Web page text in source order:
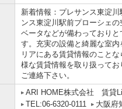
新着情報：プレサンス東淀
ンス東淀川駅前プローシェ
ベータなどが備わっており
す。充実の設備と綺麗な室
リアにある賃貸情報のこと
様な賃貸情報を取り扱って
ご連絡下さい。
ARI HOME株式会社 賃貸
TEL:06-6320-0111
大阪府